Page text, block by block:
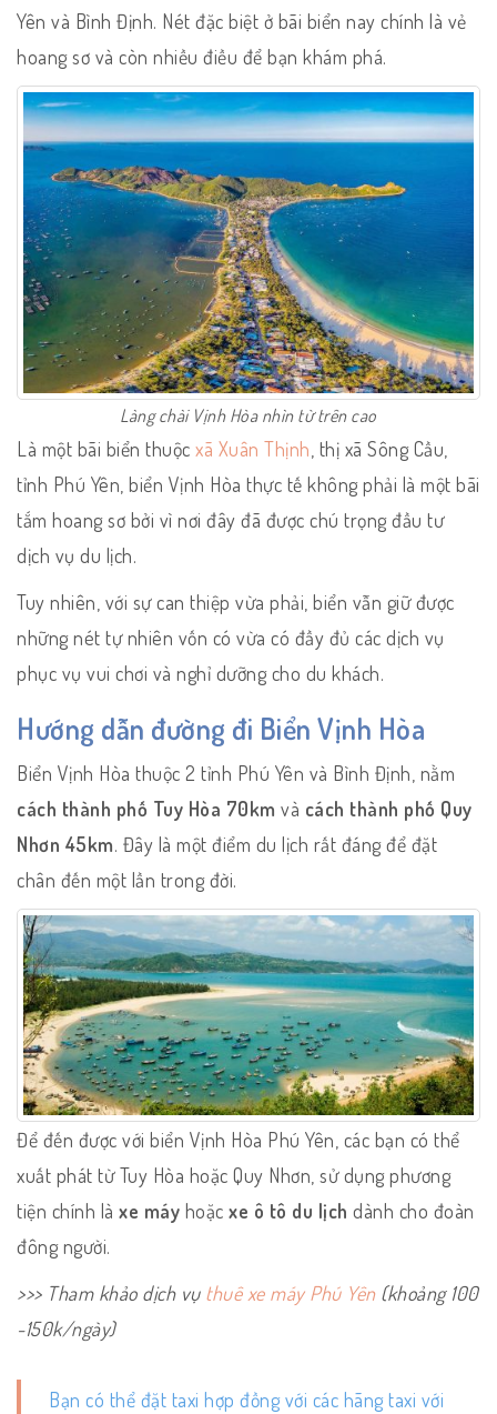
Yên và Bình Định. Nét đặc biệt ở bãi biển nay chính là vẻ
hoang sơ và còn nhiều điều để bạn khám phá.
Làng chài Vịnh Hòa nhìn từ trên cao
Là một bãi biển thuộc xã Xuân Thịnh , thị xã Sông Cầu,
tỉnh Phú Yên, biển Vịnh Hòa thực tế không phải là một bãi
tắm hoang sơ bởi vì nơi đây đã được chú trọng đầu tư
dịch vụ du lịch.
Tuy nhiên, với sự can thiệp vừa phải, biển vẫn giữ được
những nét tự nhiên vốn có vừa có đầy đủ các dịch vụ
phục vụ vui chơi và nghỉ dưỡng cho du khách.
Hướng dẫn đường đi Biển Vịnh Hòa
Biển Vịnh Hòa thuộc 2 tỉnh Phú Yên và Bình Định, nằm
cách thành phố Tuy Hòa 70km và cách thành phố Quy
Nhơn 45km. Đây là một điểm du lịch rất đáng để đặt
chân đến một lần trong đời.
Để đến được với biển Vịnh Hòa Phú Yên, các bạn có thể
xuất phát từ Tuy Hòa hoặc Quy Nhơn, sử dụng phương
tiện chính là xe máy hoặc xe ô tô du lịch dành cho đoàn
đông người.
>>> Tham khảo dịch vụ thuê xe máy Phú Yên(khoảng 100
-150k/ngày)
Bạn có thể đặt taxi hợp đồng với các hãng taxi với